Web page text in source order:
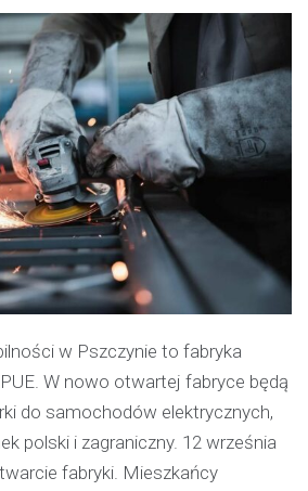
w Pszczynie to fabryka
W nowo otwartej fabryce będą
do samochodów elektrycznych,
polski i zagraniczny. 12 września
fabryki. Mieszkańcy